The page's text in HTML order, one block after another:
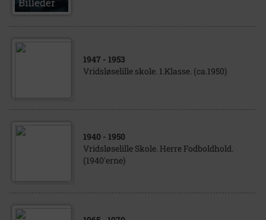
1947 - 1953
Vridsløselille skole. 1.Klasse. (ca.1950)
1940 - 1950
Vridsløselille Skole. Herre Fodboldhold.
(1940'erne)